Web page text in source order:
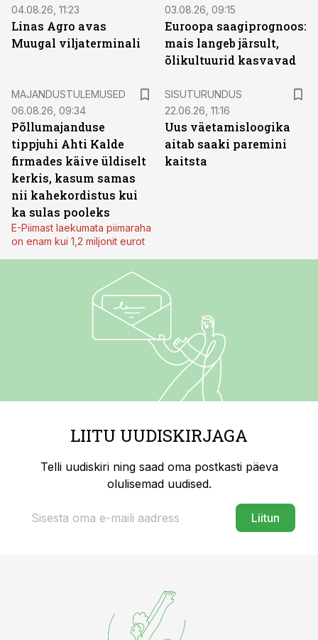
04.08.26, 11:23
Linas Agro avas
Muugal viljaterminali
03.08.26, 09:15
Euroopa saagiprognoos:
mais langeb järsult,
õlikultuurid kasvavad
MAJANDUSTULEMUSED
06.08.26, 09:34
Põllumajanduse
tippjuhi Ahti Kalde
firmades käive üldiselt
kerkis, kasum samas
nii kahekordistus kui
ka sulas pooleks
E-Piimast laekumata piimaraha
on enam kui 1,2 miljonit eurot
SISUTURUNDUS
22.06.26, 11:16
Uus väetamisloogika
aitab saaki paremini
kaitsta
LIITU UUDISKIRJAGA
Telli uudiskiri ning saad oma postkasti päeva
olulisemad uudised.
Liitun